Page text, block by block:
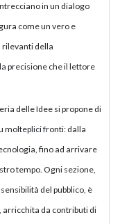
in un dialogo
come un vero e
rilevanti della
precisione che il lettore
delle Idee si propone di
molteplici fronti: dalla
fino ad arrivare
tempo. Ogni sezione,
del pubblico, è
arricchita da contributi di